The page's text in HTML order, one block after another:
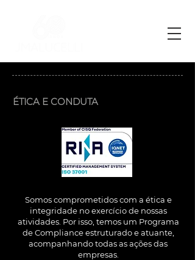
ÉTICA E CONDUTA
Somos comprometidos com a ética e
integridade no exercício de nossas
atividades. Por isso, temos um Programa
de Compliance estruturado e atuante,
acompanhando todas as ações das
empresas.